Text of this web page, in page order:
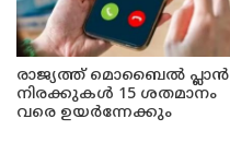
രാജ്യത്ത് മൊബൈൽ പ്ലാൻ
നിരക്കുകൾ 15 ശതമാനം
വരെ ഉയർന്നേക്കും